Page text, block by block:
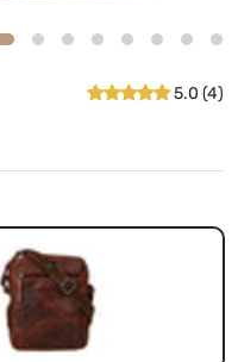
5.0 (4)
milano - braun